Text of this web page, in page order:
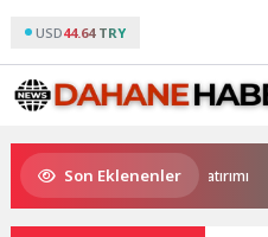
USD44.64 TRY
Son Eklenenler
modern ulaşım yatırımı